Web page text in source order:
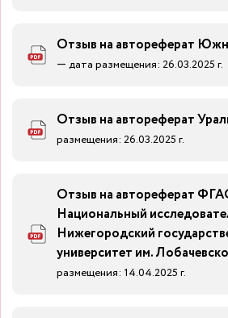
Отзыв на автореферат
— дата размещения: 26.03.2025 г.
Отзыв на автореферат
размещения: 26.03.2025 г.
Отзыв на автореферат
Национальный
Нижегородский
университет им.
размещения: 14.04.2025 г.